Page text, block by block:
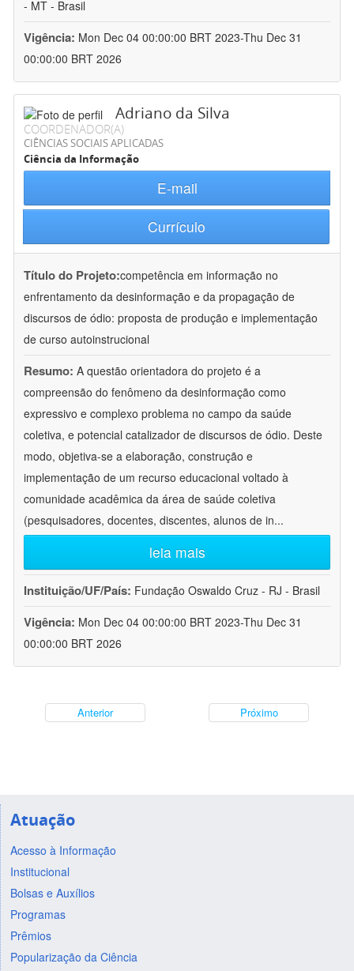
- MT - Brasil
Vigência: Mon Dec 04 00:00:00 BRT 2023-Thu Dec 31
00:00:00 BRT 2026
Adriano da Silva
COORDENADOR(A)
CIÊNCIAS SOCIAIS APLICADAS
Ciência da Informação
E-mail
Currículo
Título do Projeto:competência em informação no
enfrentamento da desinformação e da propagação de
discursos de ódio: proposta de produção e implementação
de curso autoinstrucional
Resumo: A questão orientadora do projeto é a
compreensão do fenômeno da desinformação como
expressivo e complexo problema no campo da saúde
coletiva, e potencial catalizador de discursos de ódio. Deste
modo, objetiva-se a elaboração, construção e
implementação de um recurso educacional voltado à
comunidade acadêmica da área de saúde coletiva
(pesquisadores, docentes, discentes, alunos de in...
leia mais
Instituição/UF/País: Fundação Oswaldo Cruz - RJ - Brasil
Vigência: Mon Dec 04 00:00:00 BRT 2023-Thu Dec 31
00:00:00 BRT 2026
Anterior Próximo
Atuação
Acesso à Informação
Institucional
Bolsas e Auxílios
Programas
Prêmios
Popularização da Ciência